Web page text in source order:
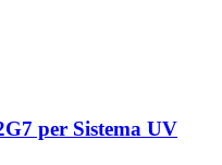
per Sistema UV